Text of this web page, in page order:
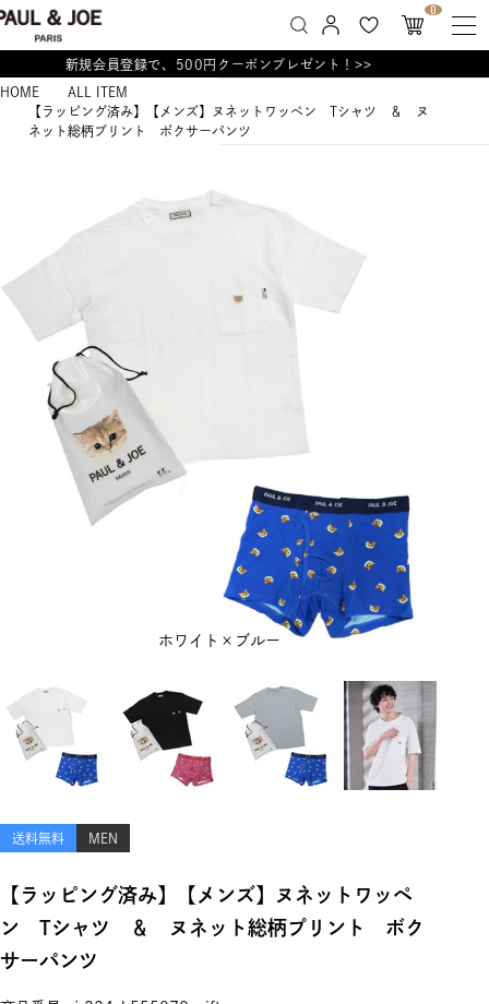
0
新規会員登録で、500円クーポンプレゼント！>>
HOME
ALL ITEM
【ラッピング済み】【メンズ】ヌネットワッペン Tシャツ ＆ ヌ
ネット総柄プリント ボクサーパンツ
ホワイト×ブルー
送料無料 MEN
【ラッピング済み】【メンズ】ヌネットワッペ
ン Tシャツ ＆ ヌネット総柄プリント ボク
サーパンツ